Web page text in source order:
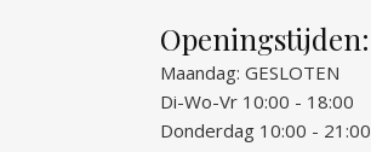
Openingstijden:
Maandag: GESLOTEN
Di-Wo-Vr 10:00 - 18:00
Donderdag 10:00 - 21:00